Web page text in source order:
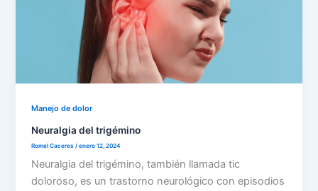
Manejo de dolor
Neuralgia del trigémino
Romel Caceres/enero 12, 2024
Neuralgia del trigémino, también llamada tic
doloroso, es un trastorno neurológico con episodios